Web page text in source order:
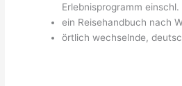
Erlebnisprogramm
ein Reisehandbuch nach
örtlich wechselnde,